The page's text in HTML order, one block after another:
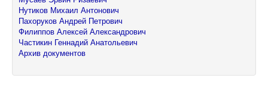
Нутиков Михаил Антонович
Пахоруков Андрей Петрович
Филиппов Алексей Александрович
Частикин Геннадий Анатольевич
Архив документов